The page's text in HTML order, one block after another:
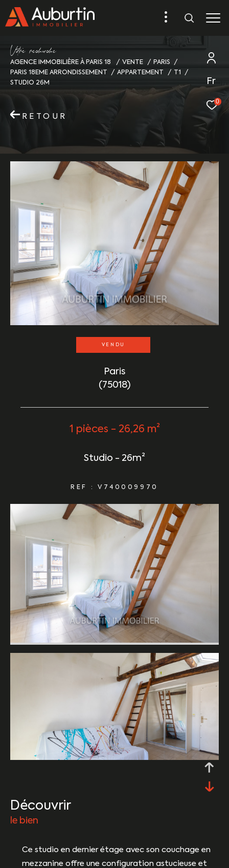
Fr
0
Vore recece
AGENCE IMMOBILIÈRE À PARIS 18 VENTE
PARIS
PARIS 18EME ARRONDISSEMENT
APPARTEMENT
T1
STUDIO 26M
RETOUR
VENDU
Paris
(75018)
1 pièces - 26,26 m²
Studio - 26m²
REF : V740009970
découvrir
le bien
Ce studio en dernier étage avec son couchage en
mezzanine offre une configuration astucieuse et